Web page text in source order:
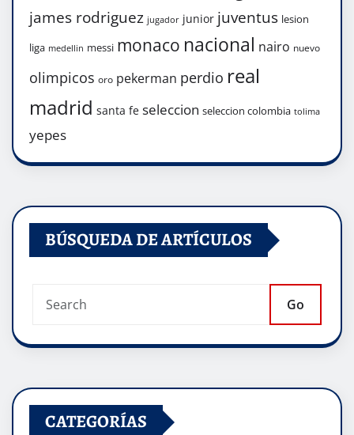
james rodriguez jugador junior juventus lesion
liga medellin messi monaco nacional nairo nuevo
olimpicos oro pekerman perdio real
madrid santa fe seleccion seleccion colombia tolima
yepes
BÚSQUEDA DE ARTÍCULOS
Go
CATEGORÍAS